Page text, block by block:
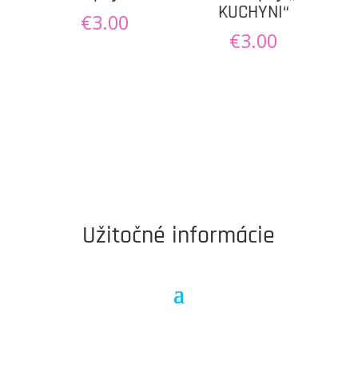
€3.00 KUCHYNI“
€3.00
Užitočné informácie